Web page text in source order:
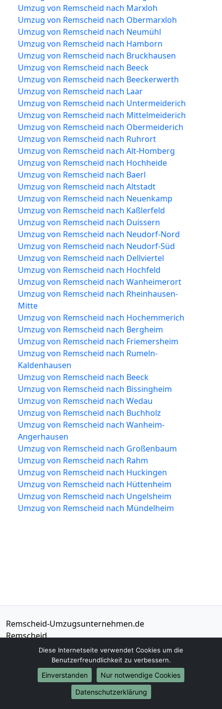
Umzug von Remscheid nach Marxloh
Umzug von Remscheid nach Obermarxloh
Umzug von Remscheid nach Neumühl
Umzug von Remscheid nach Hamborn
Umzug von Remscheid nach Bruckhausen
Umzug von Remscheid nach Beeck
Umzug von Remscheid nach Beeckerwerth
Umzug von Remscheid nach Laar
Umzug von Remscheid nach Untermeiderich
Umzug von Remscheid nach Mittelmeiderich
Umzug von Remscheid nach Obermeiderich
Umzug von Remscheid nach Ruhrort
Umzug von Remscheid nach Alt-Homberg
Umzug von Remscheid nach Hochheide
Umzug von Remscheid nach Baerl
Umzug von Remscheid nach Altstadt
Umzug von Remscheid nach Neuenkamp
Umzug von Remscheid nach Kaßlerfeld
Umzug von Remscheid nach Duissern
Umzug von Remscheid nach Neudorf-Nord
Umzug von Remscheid nach Neudorf-Süd
Umzug von Remscheid nach Dellviertel
Umzug von Remscheid nach Hochfeld
Umzug von Remscheid nach Wanheimerort
Umzug von Remscheid nach Rheinhausen-
Mitte
Umzug von Remscheid nach Hochemmerich
Umzug von Remscheid nach Bergheim
Umzug von Remscheid nach Friemersheim
Umzug von Remscheid nach Rumeln-
Kaldenhausen
Umzug von Remscheid nach Beeck
Umzug von Remscheid nach Bissingheim
Umzug von Remscheid nach Wedau
Umzug von Remscheid nach Buchholz
Umzug von Remscheid nach Wanheim-
Angerhausen
Umzug von Remscheid nach Großenbaum
Umzug von Remscheid nach Rahm
Umzug von Remscheid nach Huckingen
Umzug von Remscheid nach Hüttenheim
Umzug von Remscheid nach Ungelsheim
Umzug von Remscheid nach Mündelheim
Remscheid-Umzugsunternehmen.de
Remscheid
01579-2482371
info@remscheid-umzugsunternehmen.de
Mo - Sa: 07:00 - 17:00 Uhr
Diese Internetseite verwendet Cookies um die
Benutzerfreundlichkeit zu verbessern.
Einverstanden
Nur notwendige Cookies
Datenschutzerklärung